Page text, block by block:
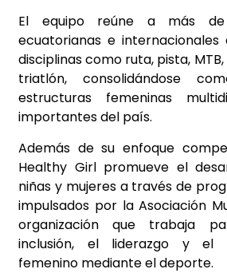
El equipo reúne a más
ecuatorianas e
disciplinas como ruta, pista,
triatlón, consolidándose
estructuras femeninas
importantes del país.
Además de su enfoque
Healthy Girl promueve el
niñas y mujeres a través de
impulsados por la Asociación
organización que trabaja
inclusión, el liderazgo y el
femenino mediante el deporte.